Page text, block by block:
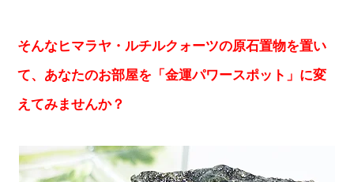
そんなヒマラヤ・ルチルクォーツの原石置物を置い
て、あなたのお部屋を「金運パワースポット」に変
えてみませんか？